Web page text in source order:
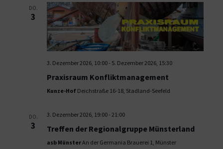
DO.
3
3. Dezember 2026, 10:00- 5. Dezember 2026, 15:30
Praxisraum Konfliktmanagement
Kunze-Hof Deichstraße 16-18, Stadland-Seefeld
DO.
3
3. Dezember 2026, 19:00- 21:00
Treffen der Regionalgruppe Münsterland
asb MünsterAn der Germania Brauerei 1, Münster